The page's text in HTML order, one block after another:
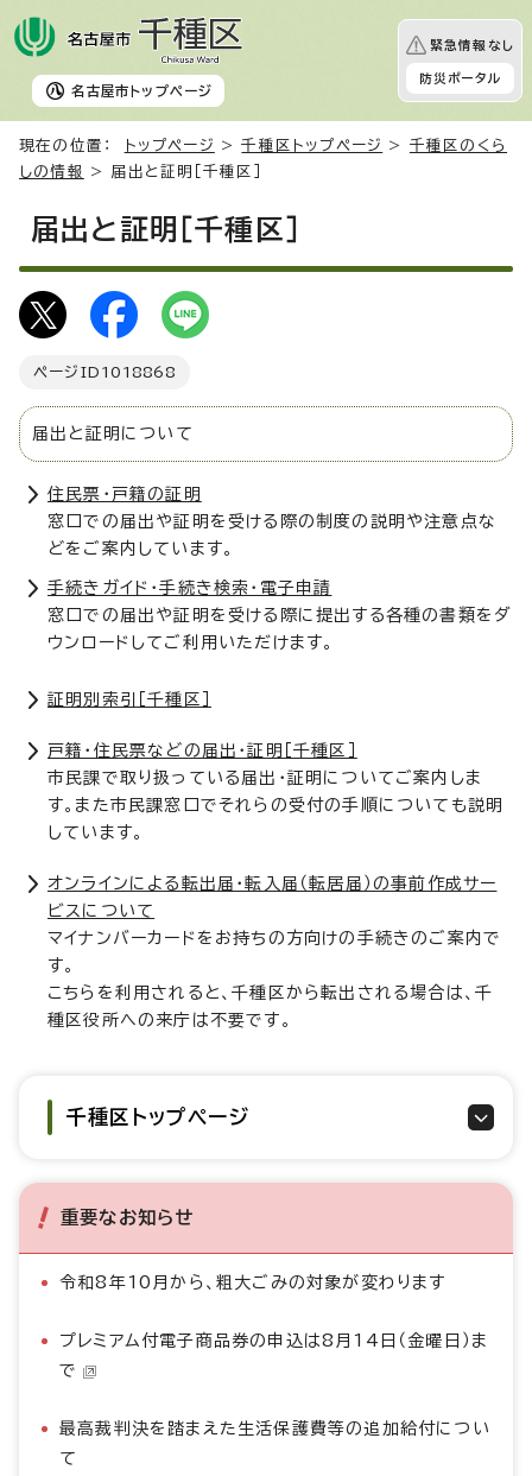
名古屋市 トップページ
緊急情報なし
防災ポータル
現在の位置： トップページ >千種区トップページ > 千種区のくら
しの情報
> 届出と証明［千種区］
届出と証明［千種区］
ページID 1018868
届出と証明について
住民票・戸籍の証明
窓口での届出や証明を受ける際の制度の説明や注意点な
どをご案内しています。
手続きガイド・手続き検索・電子申請
窓口での届出や証明を受ける際に提出する各種の書類をダ
ウンロードしてご利用いただけます。
証明別索引［千種区］
戸籍・住民票などの届出・証明［千種区］
市民課で取り扱っている届出・証明についてご案内しま
す。また市民課窓口でそれらの受付の手順についても説明
しています。
オンラインによる転出届・転入届（転居届）の事前作成サー
ビスについて
マイナンバーカードをお持ちの方向けの手続きのご案内で
す。
こちらを利用されると、千種区から転出される場合は、千
種区役所への来庁は不要です。
千種区トップページ
重要なお知らせ
令和8年10月から、粗大ごみの対象が変わります
プレミアム付電子商品券の申込は8月14日（金曜日）ま
で
最高裁判決を踏まえた生活保護費等の追加給付につい
て